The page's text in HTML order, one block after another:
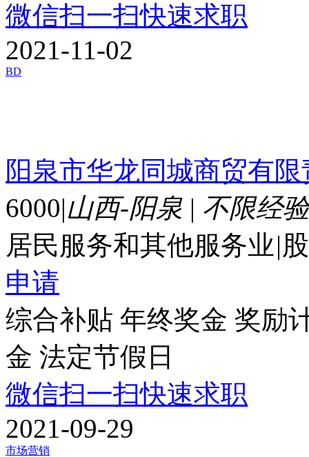
微信扫一扫快速求职
2021-11-02
BD
阳泉市华龙同城商贸有
6000|山西-阳泉 | 不限经验
居民服务和其他服务业|
申请
综合补贴 年终奖金 奖励
金 法定节假日
微信扫一扫快速求职
2021-09-29
市场营销